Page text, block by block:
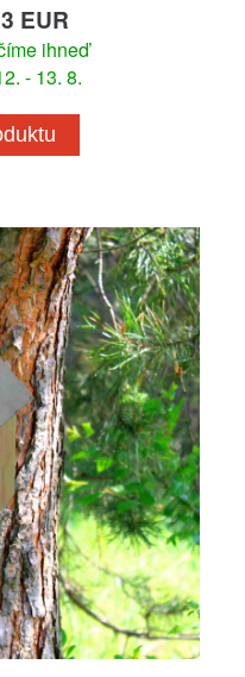
EUR
ihneď
- 13. 8.